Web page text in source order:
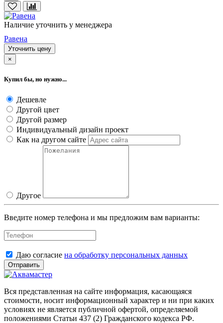
Наличие уточнить у менеджера
Равена
Уточнить цену
×
Купил бы, но нужно...
Дешевле
Другой цвет
Другой размер
Индивидуальный дизайн проект
Как на другом сайте
Другое
Введите номер телефона и мы предложим вам варианты:
Даю согласие на обработку персональных данных
Отправить
Вся представленная на сайте информация, касающаяся
стоимости, носит информационный характер и ни при каких
условиях не является публичной офертой, определяемой
положениями Статьи 437 (2) Гражданского кодекса РФ.